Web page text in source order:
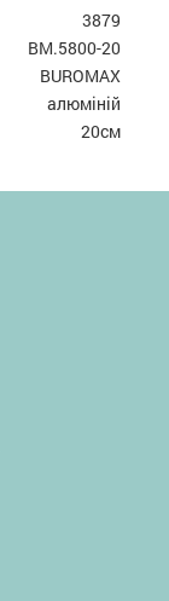
3879
BM.5800-20
BUROMAX
алюміній
20см